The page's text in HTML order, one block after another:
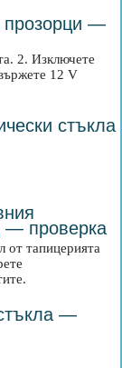
прозорци —
2. Изключете
12 V
стъкла
— проверка
от тапицерията
—